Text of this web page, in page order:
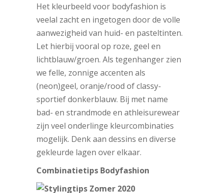
Het kleurbeeld voor bodyfashion is
veelal zacht en ingetogen door de volle
aanwezigheid van huid- en pasteltinten.
Let hierbij vooral op roze, geel en
lichtblauw/groen. Als tegenhanger zien
we felle, zonnige accenten als
(neon)geel, oranje/rood of classy-
sportief donkerblauw. Bij met name
bad- en strandmode en athleisurewear
zijn veel onderlinge kleurcombinaties
mogelijk. Denk aan dessins en diverse
gekleurde lagen over elkaar.
Combinatietips Bodyfashion